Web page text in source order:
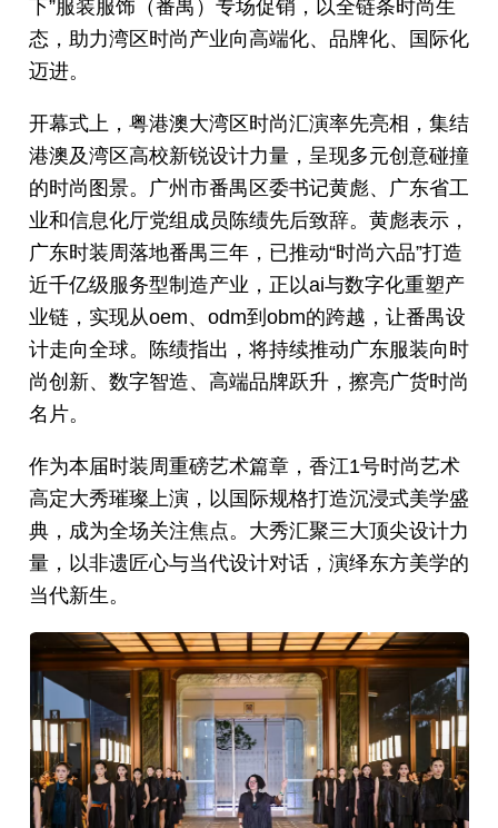
下”服装服饰（番禺）专场促销，以全链条时尚生
态，助力湾区时尚产业向高端化、品牌化、国际化
迈进。
开幕式上，粤港澳大湾区时尚汇演率先亮相，集结
港澳及湾区高校新锐设计力量，呈现多元创意碰撞
的时尚图景。广州市番禺区委书记黄彪、广东省工
业和信息化厅党组成员陈绩先后致辞。黄彪表示，
广东时装周落地番禺三年，已推动“时尚六品”打造
近千亿级服务型制造产业，正以ai与数字化重塑产
业链，实现从oem、odm到obm的跨越，让番禺设
计走向全球。陈绩指出，将持续推动广东服装向时
尚创新、数字智造、高端品牌跃升，擦亮广货时尚
名片。
作为本届时装周重磅艺术篇章，香江1号时尚艺术
高定大秀璀璨上演，以国际规格打造沉浸式美学盛
典，成为全场关注焦点。大秀汇聚三大顶尖设计力
量，以非遗匠心与当代设计对话，演绎东方美学的
当代新生。